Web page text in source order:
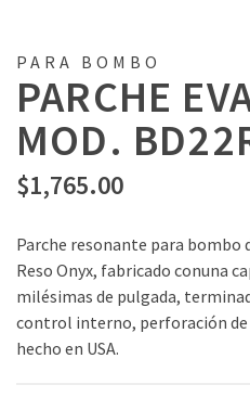
PARA BOMBO
PARCHE
MOD.
$1,765.00
Parche resonante para bombo
Reso Onyx, fabricado conuna
milésimas de pulgada,
control interno, perforación de
hecho en USA.